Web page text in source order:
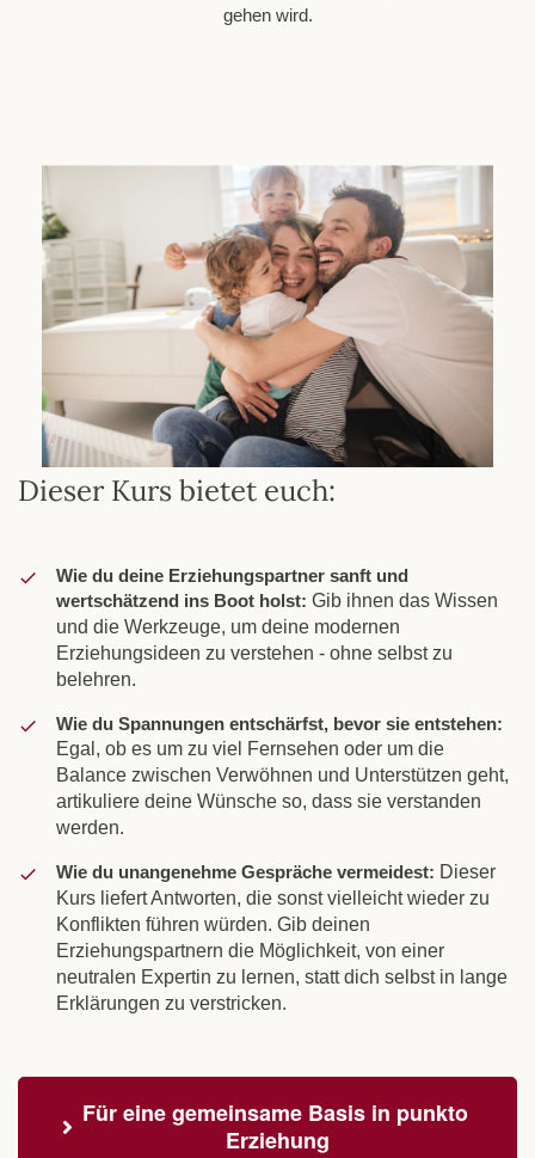
gehen wird.
Dieser Kurs bietet euch:
Wie du deine Erziehungspartner sanft und
wertschätzend ins Boot holst: Gib ihnen das Wissen
und die Werkzeuge, um deine modernen
Erziehungsideen zu verstehen - ohne selbst zu
belehren.
Wie du Spannungen entschärfst, bevor sie entstehen:
Egal, ob es um zu viel Fernsehen oder um die
Balance zwischen Verwöhnen und Unterstützen geht,
artikuliere deine Wünsche so, dass sie verstanden
werden.
Wie du unangenehme Gespräche vermeidest: Dieser
Kurs liefert Antworten, die sonst vielleicht wieder zu
Konflikten führen würden. Gib deinen
Erziehungspartnern die Möglichkeit, von einer
neutralen Expertin zu lernen, statt dich selbst in lange
Erklärungen zu verstricken.
Für eine gemeinsame Basis in punkto
Erziehung